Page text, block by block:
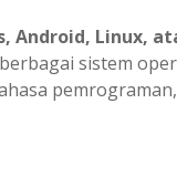
Android, Linux,
sistem